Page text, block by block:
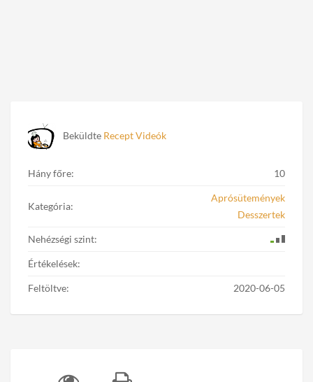
Beküldte Recept Videók
Hány főre: 10
Kategória:
Aprósütemények
Desszertek
Nehézségi szint:
Értékelések:
Feltöltve: 2020-06-05